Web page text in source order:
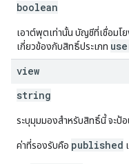
boolean
เอาต์พุตเท่านั้น บัญชีที่เชื่อม
เกี่ยวข้องกับสิทธิ์ประเภท
view
string
ระบุมุมมองสำหรับสิทธิ์นี้ จะป้
ค่าที่รองรับคือ published